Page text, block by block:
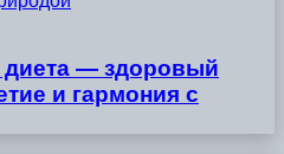
— здоровый
и гармония с